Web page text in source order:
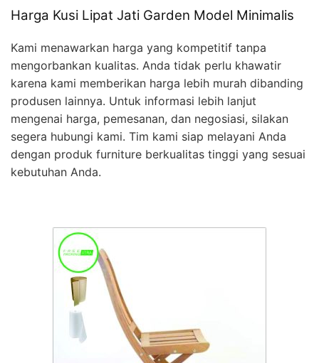
Harga Kusi Lipat Jati Garden Model Minimalis
Kami menawarkan harga yang kompetitif tanpa
mengorbankan kualitas. Anda tidak perlu khawatir
karena kami memberikan harga lebih murah dibanding
produsen lainnya. Untuk informasi lebih lanjut
mengenai harga, pemesanan, dan negosiasi, silakan
segera hubungi kami. Tim kami siap melayani Anda
dengan produk furniture berkualitas tinggi yang sesuai
kebutuhan Anda.